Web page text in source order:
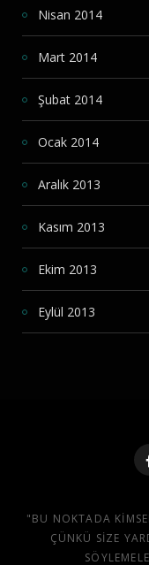
Nisan 2014
Mart 2014
Şubat 2014
Ocak 2014
Aralık 2013
Kasım 2013
Ekim 2013
Eylül 2013
"BU NOKTADA
ÇÜNKÜ SIZE